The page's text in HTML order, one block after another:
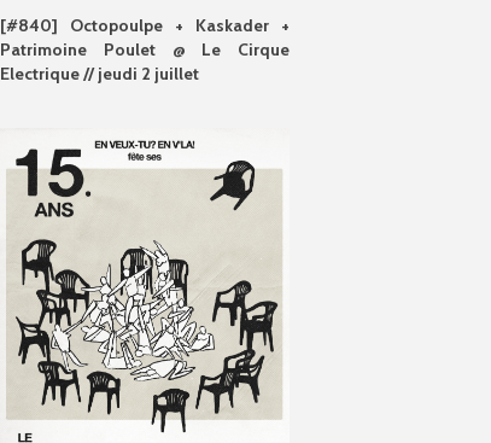
[#840] Octopoulpe + Kaskader +
Patrimoine Poulet @ Le Cirque
Electrique // jeudi 2 juillet